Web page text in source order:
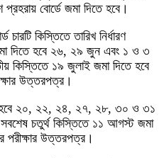
প্রহরায় বোর্ডে জমা দিতে হবে।
কিস্তিতে তারিখ নির্ধারণ
দিতে হবে ২৬, ২৯ জুন এবং ১ ও ৩
কিস্তিতে ১৯ জুলাই জমা দিতে হবে
উত্তরপত্র।
হবে ২০, ২২, ২৪, ২৭, ২৮, ৩০ ও ৩১
চতুর্থ কিস্তিতে ১১ আগস্ট জমা
উত্তরপত্র।